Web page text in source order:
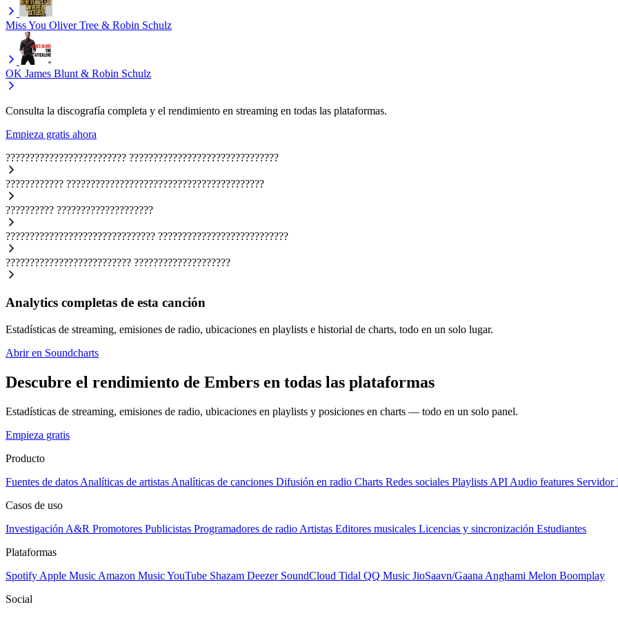
Miss You Oliver Tree & Robin Schulz
OK James Blunt & Robin Schulz
Consulta la discografía completa y el rendimiento en streaming en todas las plataformas.
Empieza gratis ahora
????????????????????????? ???????????????????????????????
???????????? ?????????????????????????????????????????
?????????? ????????????????????
??????????????????????????????? ???????????????????????????
?????????????????????????? ????????????????????
Analytics completas de esta canción
Estadísticas de streaming, emisiones de radio, ubicaciones en playlists e historial de charts, todo en un solo lugar.
Abrir en Soundcharts
Descubre el rendimiento de Embers en todas las plataformas
Estadísticas de streaming, emisiones de radio, ubicaciones en playlists y posiciones en charts — todo en un solo panel.
Empieza gratis
Producto
Fuentes de datos Analíticas de artistas Analíticas de canciones Difusión en radio Charts Redes sociales Playlists API Audio features Servidor
Casos de uso
Investigación A&R Promotores Publicistas Programadores de radio Artistas Editores musicales Licencias y sincronización Estudiantes
Plataformas
Spotify Apple Music Amazon MusicYouTube Shazam Deezer SoundCloud Tidal QQ Music JioSaavn/Gaana Anghami Melon Boomplay
Social